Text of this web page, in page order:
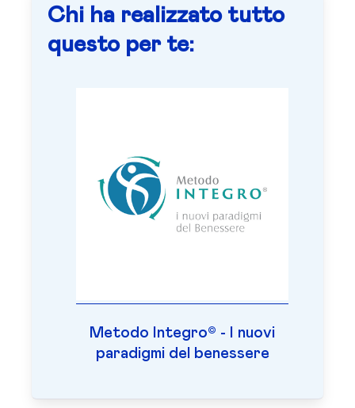
Chi ha realizzato tutto
questo per te:
Metodo Integro© - I nuovi
paradigmi del benessere